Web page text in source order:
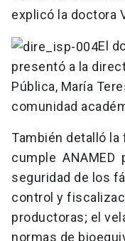
explicó la doctora
El
presentó a la
Pública, María
comunidad
También detalló la
cumple ANAMED
seguridad de los
control y
productoras; el
normas de